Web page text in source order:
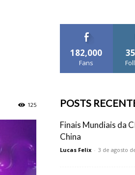
125
182,000
Fans
POSTS
Finais Mundiais da
China
Lucas Felix - 3 de agosto